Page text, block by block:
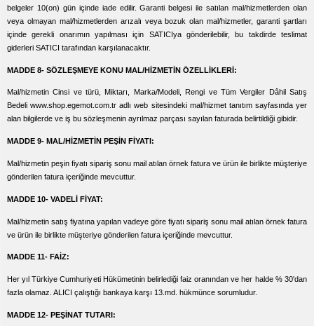
belgeler 10(on) gün içinde iade edilir. Garanti belgesi ile satılan mal/hizmetlerden olan
veya olmayan mal/hizmetlerden arızalı veya bozuk olan mal/hizmetler, garanti şartları
içinde gerekli onarımın yapılması için SATICIya gönderilebilir, bu takdirde teslimat
giderleri SATICI tarafından karşılanacaktır.
MADDE 8- SÖZLEŞMEYE KONU MAL/HİZMETİN ÖZELLİKLERİ:
Mal/hizmetin Cinsi ve türü, Miktarı, Marka/Modeli, Rengi ve Tüm Vergiler Dâhil Satış
Bedeli www.shop.egemot.com.tr adlı web sitesindeki mal/hizmet tanıtım sayfasında yer
alan bilgilerde ve iş bu sözleşmenin ayrılmaz parçası sayılan faturada belirtildiği gibidir.
MADDE 9- MAL/HİZMETİN PEŞİN FİYATI:
Mal/hizmetin peşin fiyatı sipariş sonu mail atılan örnek fatura ve ürün ile birlikte müşteriye
gönderilen fatura içeriğinde mevcuttur.
MADDE 10- VADELİ FİYAT:
Mal/hizmetin satış fiyatına yapılan vadeye göre fiyatı sipariş sonu mail atılan örnek fatura
ve ürün ile birlikte müşteriye gönderilen fatura içeriğinde mevcuttur.
MADDE 11- FAİZ:
Her yıl Türkiye Cumhuriyeti Hükümetinin belirlediği faiz oranından ve her halde % 30'dan
fazla olamaz. ALICI çalıştığı bankaya karşı 13.md. hükmünce sorumludur.
MADDE 12- PEŞİNAT TUTARI: